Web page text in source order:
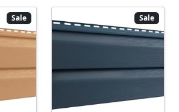
Sale Sale